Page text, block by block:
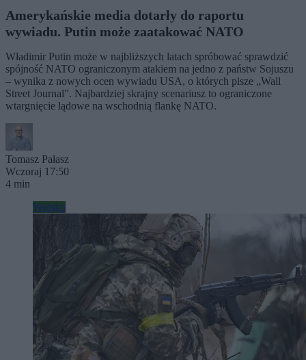
Amerykańskie media dotarły do raportu
wywiadu. Putin może zaatakować NATO
Władimir Putin może w najbliższych latach spróbować sprawdzić
spójność NATO ograniczonym atakiem na jedno z państw Sojuszu
– wynika z nowych ocen wywiadu USA, o których pisze „Wall
Street Journal”. Najbardziej skrajny scenariusz to ograniczone
wtargnięcie lądowe na wschodnią flankę NATO.
Tomasz Pałasz
Wczoraj 17:50
4 min
Wojsko